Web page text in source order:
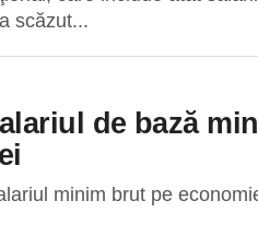
scăzut...
de bază
minim brut pe